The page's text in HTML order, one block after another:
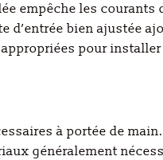
empêche les courants
d’entrée bien ajustée
pour
à portée de
généralement